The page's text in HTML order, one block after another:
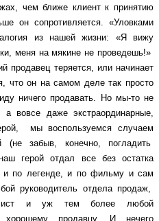
чем ближе клиент к принятию
он сопротивляется. «Уловками
из нашей жизни: «Я вижу
меня на мякине не проведешь!»
продавец теряется, или начинает
что он на самом деле так просто
ничего продавать. Но мы-то не
а вовсе даже экстраординарные,
мы воспользуемся случаем
(не забыв, конечно, погладить
герой отдал все без остатка
и по легенде, и по фильму и сам
руководитель отдела продаж,
и уж тем более любой
хорошему продавцу. И нечего